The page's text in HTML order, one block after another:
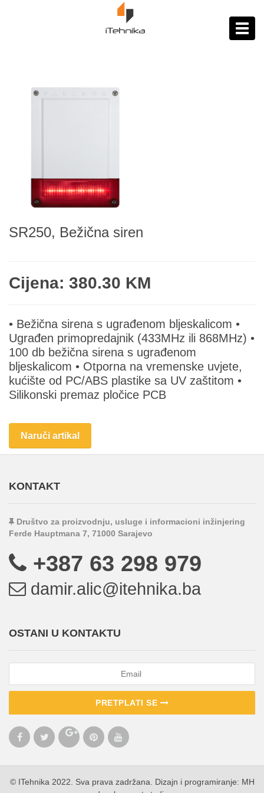
SR250, Bežična siren
Cijena: 380.30 KM
• Bežična sirena s ugrađenom bljeskalicom •
Ugrađen primopredajnik (433MHz ili 868MHz) •
100 db bežična sirena s ugrađenom
bljeskalicom • Otporna na vremenske uvjete,
kućište od PC/ABS plastike sa UV zaštitom •
Silikonski premaz pločice PCB
Naruči artikal
KONTAKT
Društvo za proizvodnju, usluge i informacioni inžinjering
Ferde Hauptmana 7, 71000 Sarajevo
+387 63 298 979
damir.alic@itehnika.ba
OSTANI U KONTAKTU
PRETPLATI SE
© ITehnika 2022. Sva prava zadržana. Dizajn i programiranje: MH